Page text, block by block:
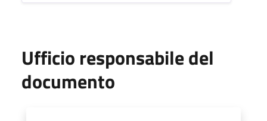
Ufficio responsabile del
documento